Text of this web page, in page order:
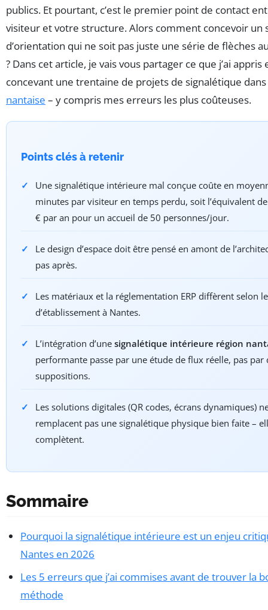
publics. Et pourtant, c’est le premier point de contact
visiteur et votre structure. Alors comment concevoir un
d’orientation qui ne soit pas juste une série de flèches
? Dans cet article, je vais vous partager ce que j’ai appris
concevant une trentaine de projets de signalétique
nantaise – y compris mes erreurs les plus coûteuses.
Points clés à retenir
Une signalétique intérieure mal conçue coûte en
minutes par visiteur en temps perdu, soit l’équivalent
€ par an pour un accueil de 50 personnes/jour.
Le design d’espace doit être pensé en amont de
pas après.
Les matériaux et la réglementation ERP diffèrent selon
d’établissement à Nantes.
L’intégration d’une signalétique intérieure région
performante passe par une étude de flux réelle, pas par
suppositions.
Les solutions digitales (QR codes, écrans dynamiques)
remplacent pas une signalétique physique bien faite –
complètent.
Sommaire
Pourquoi la signalétique intérieure est un enjeu
Nantes en 2026
Les 5 erreurs que j’ai commises avant de trouver la
méthode